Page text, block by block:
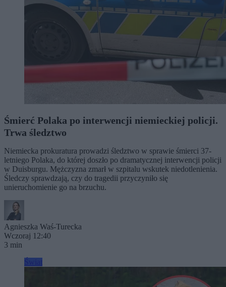
Śmierć Polaka po interwencji niemieckiej policji.
Trwa śledztwo
Niemiecka prokuratura prowadzi śledztwo w sprawie śmierci 37-
letniego Polaka, do której doszło po dramatycznej interwencji policji
w Duisburgu. Mężczyzna zmarł w szpitalu wskutek niedotlenienia.
Śledczy sprawdzają, czy do tragedii przyczyniło się
unieruchomienie go na brzuchu.
Agnieszka Waś-Turecka
Wczoraj 12:40
3 min